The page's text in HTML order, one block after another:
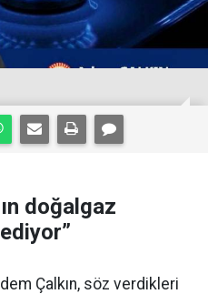
doğalgaz
Çalkın, söz verdikleri